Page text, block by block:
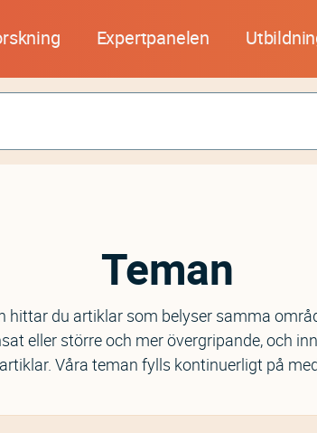
Expertpanelen
Teman
hittar du artiklar som belyser samma
eller större och mer övergripande, och
Våra teman fylls kontinuerligt på